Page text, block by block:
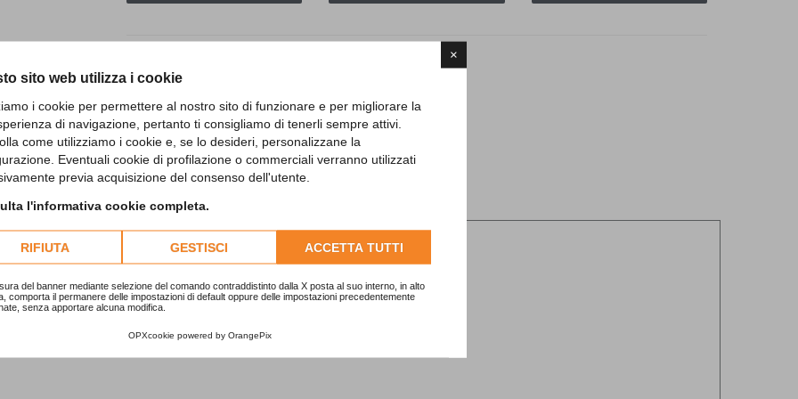
×
sito web utilizza i cookie
i cookie per permettere al nostro sito di funzionare e per migliorare la
di navigazione, pertanto ti consigliamo di tenerli sempre attivi.
come utilizziamo i cookie e, se lo desideri, personalizzane la
Eventuali cookie di profilazione o commerciali verranno utilizzati
previa acquisizione del consenso dell'utente.
l'informativa cookie completa.
RIFIUTA GESTISCI ACCETTA TUTTI
del banner mediante selezione del comando contraddistinto dalla X posta al suo interno, in alto
comporta il permanere delle impostazioni di default oppure delle impostazioni precedentemente
senza apportare alcuna modifica.
OPXcookie powered by OrangePix
Richiedi informazioni sul prodotto